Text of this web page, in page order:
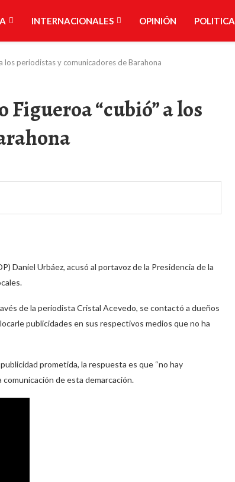
INTERNACIONALES OPINIÓN POLITICA
los periodistas y comunicadores de Barahona
“cubió” a los
Daniel Urbáez, acusó al portavoz de la Presidencia de la
de la periodista Cristal Acevedo, se contactó a dueños
publicidades en sus respectivos medios que no ha
prometida, la respuesta es que “no hay
comunicación de esta demarcación.